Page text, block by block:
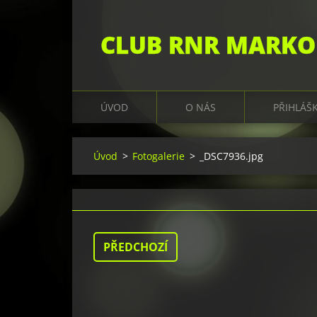
CLUB RNR MARKO
ÚVOD O NÁS
Úvod > Fotogalerie > _DSC7936.jpg
PŘEDCHOZÍ